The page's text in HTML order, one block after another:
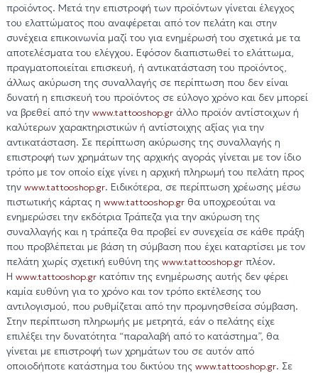
προϊόντος. Μετά την επιστροφή των προϊόντων γίνεται έλεγχος
του ελαττώματος που αναφέρεται από τον πελάτη και στην
συνέχεια επικοινωνία μαζί του για ενημέρωσή του σχετικά με τα
αποτελέσματα του ελέγχου. Εφόσον διαπιστωθεί το ελάττωμα,
πραγματοποιείται επισκευή, ή αντικατάσταση του προϊόντος,
άλλως ακύρωση της συναλλαγής σε περίπτωση που δεν είναι
δυνατή η επισκευή του προϊόντος σε εύλογο χρόνο και δεν μπορεί
να βρεθεί από την www.tattooshop.grάλλο προϊόν αντίστοιχων ή
καλύτερων χαρακτηριστικών ή αντίστοιχης αξίας για την
αντικατάσταση. Σε περίπτωση ακύρωσης της συναλλαγής η
επιστροφή των χρημάτων της αρχικής αγοράς γίνεται με τον ίδιο
τρόπο με τον οποίο είχε γίνει η αρχική πληρωμή του πελάτη προς
την www.tattooshop.gr. Ειδικότερα, σε περίπτωση χρέωσης μέσω
πιστωτικής κάρτας η www.tattooshop.grθα υποχρεούται να
ενημερώσει την εκδότρια Τράπεζα για την ακύρωση της
συναλλαγής και η τράπεζα θα προβεί εν συνεχεία σε κάθε πράξη
που προβλέπεται με βάση τη σύμβαση που έχει καταρτίσει με τον
πελάτη χωρίς σχετική ευθύνη της www.tattooshop.grπλέον.
Η www.tattooshop.grκατόπιν της ενημέρωσης αυτής δεν φέρει
καμία ευθύνη για το χρόνο και τον τρόπο εκτέλεσης του
αντιλογισμού, που ρυθμίζεται από την προμνησθείσα σύμβαση.
Στην περίπτωση πληρωμής με μετρητά, εάν ο πελάτης είχε
επιλέξει την δυνατότητα “παραλαβή από το κατάστημα”, θα
γίνεται με επιστροφή των χρημάτων του σε αυτόν από
οποιοδήποτε κατάστημα του δικτύου της www.tattooshop.gr. Σε